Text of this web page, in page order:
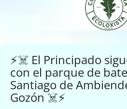
⚡☠️ El Principado
con el parque de
Santiago de
Gozón ☠️⚡